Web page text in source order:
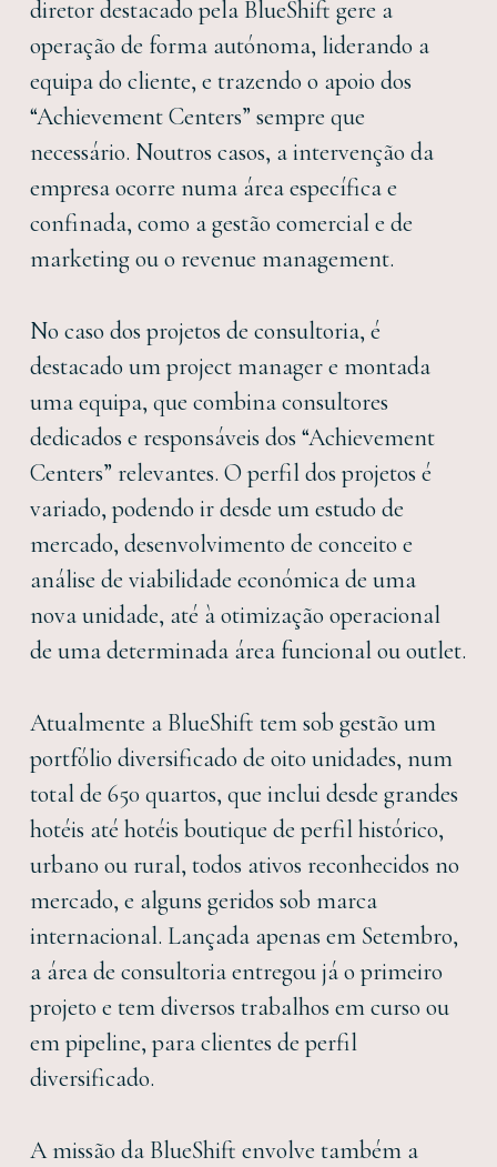
diretor destacado pela BlueShift gere a
operação de forma autónoma, liderando a
equipa do cliente, e trazendo o apoio dos
“Achievement Centers” sempre que
necessário. Noutros casos, a intervenção da
empresa ocorre numa área específica e
confinada, como a gestão comercial e de
marketing ou o revenue management.
No caso dos projetos de consultoria, é
destacado um project manager e montada
uma equipa, que combina consultores
dedicados e responsáveis dos “Achievement
Centers” relevantes. O perfil dos projetos é
variado, podendo ir desde um estudo de
mercado, desenvolvimento de conceito e
análise de viabilidade económica de uma
nova unidade, até à otimização operacional
de uma determinada área funcional ou outlet.
Atualmente a BlueShift tem sob gestão um
portfólio diversificado de oito unidades, num
total de 650 quartos, que inclui desde grandes
hotéis até hotéis boutique de perfil histórico,
urbano ou rural, todos ativos reconhecidos no
mercado, e alguns geridos sob marca
internacional. Lançada apenas em Setembro,
a área de consultoria entregou já o primeiro
projeto e tem diversos trabalhos em curso ou
em pipeline, para clientes de perfil
diversificado.
A missão da BlueShift envolve também a